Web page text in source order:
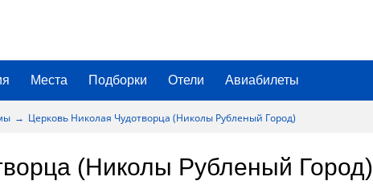
Места Подборки Отели Авиабилеты
Церковь Николая Чудотворца (Николы Рубленый Город)
(Николы Рубленый Город)